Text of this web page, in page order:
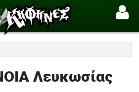
Λευκωσίας